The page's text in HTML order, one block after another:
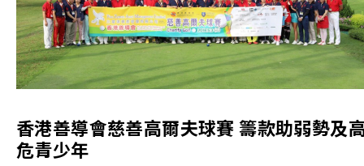
香港善導會慈善高爾夫球賽 籌款助弱勢及
危青少年